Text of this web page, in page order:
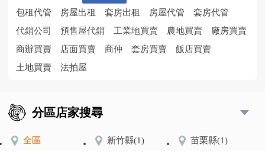
包租代管
房屋出租 套房出租 房屋代管
套房代管
代銷公司
預售屋代銷 工業地買賣 農地買賣
廠房買賣
商辦買賣
店面買賣 商仲 套房買賣
飯店買賣
土地買賣
法拍屋
分區店家搜尋
全區 新竹縣(1) 苗栗縣(1)